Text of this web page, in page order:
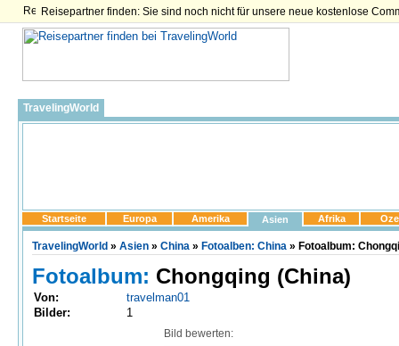
Reisepartner finden: Sie sind noch nicht für unsere neue kostenlose
TravelingWorld
Startseite Europa Amerika Asien Afrika
TravelingWorld » Asien » China » Fotoalben: China » Fotoalbum:
Fotoalbum: Chongqing (China)
Von:
travelman01
Bilder:
1
Bild bewerten: